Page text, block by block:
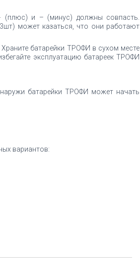
(плюс) и – (минус) должны совпасть.
может казаться, что они работают
батарейки ТРОФИ в сухом месте
эксплуатацию батареек ТРОФИ
батарейки ТРОФИ может начать
вариантов: